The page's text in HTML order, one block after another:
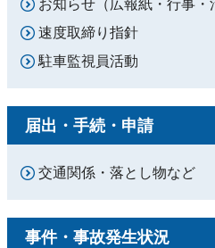
速度取締り指針
駐車監視員活動
届出・手続・申請
交通関係・落とし物など
事件・事故発生状況